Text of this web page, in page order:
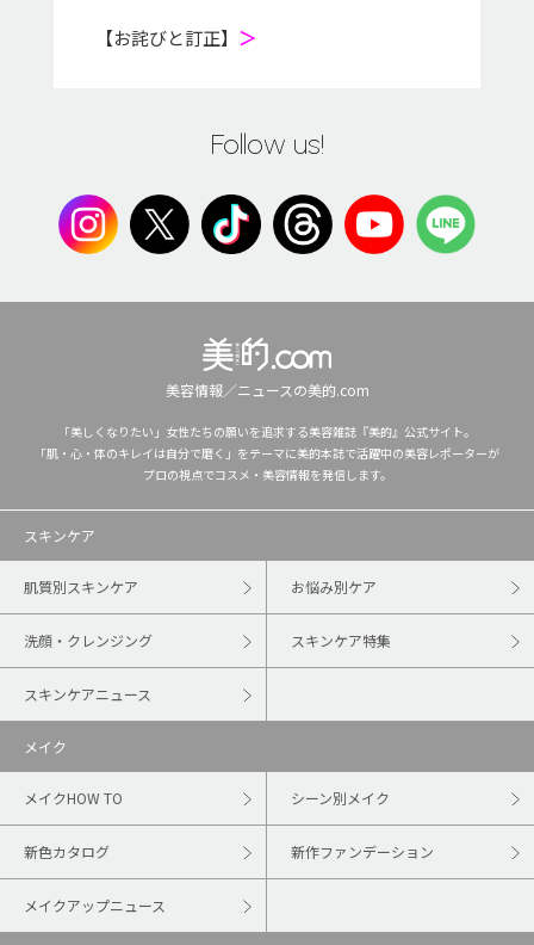
【お詫びと訂正】 ＞
Follow us!
美容情報／ニュースの美的.com
「美しくなりたい」女性たちの願いを追求する美容雑誌『美的』公式サイト。
「肌・心・体のキレイは自分で磨く」をテーマに美的本誌で活躍中の美容レポーターが
プロの視点でコスメ・美容情報を発信します。
スキンケア
肌質別スキンケア お悩み別ケア
洗顔・クレンジング スキンケア特集
スキンケアニュース
メイク
メイクHOW TO シーン別メイク
新色カタログ 新作ファンデーション
メイクアップニュース